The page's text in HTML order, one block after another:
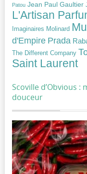
Patou Jean Paul Gaultier
L'Artisan
Imaginaires Molinard
d'Empire Prada
The Different Company
Saint Laurent
Scoville d’Obvious
douceur